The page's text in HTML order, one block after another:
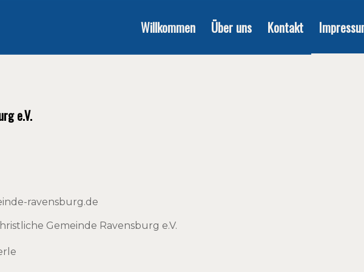
Willkommen Über uns Kontakt
e.V.
ravensburg.de
Gemeinde Ravensburg e.V.